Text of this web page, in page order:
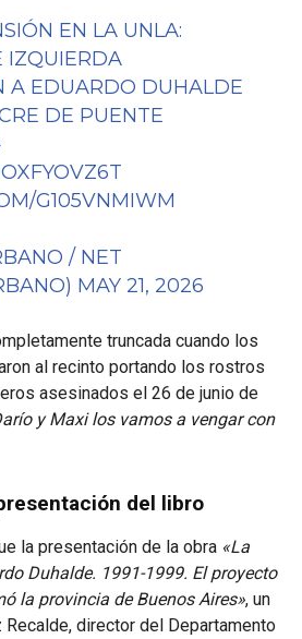
EN LA UNLA:
IZQUIERDA
A EDUARDO DUHALDE
DE PUENTE
G105VNMIWM
/ NET
MAY 21, 2026
truncada cuando los
al recinto portando los rostros
asesinados el 26 de junio de
y Maxi los vamos a vengar con
del libro
la presentación de la obra «La
Duhalde. 1991-1999. El proyecto
la provincia de Buenos Aires», un
director del Departamento